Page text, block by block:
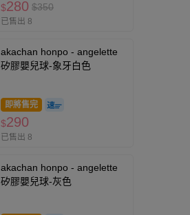
$280 $350
已售出 8
akachan honpo - angelette
矽膠嬰兒球-象牙白色
即將售完
$290
已售出 8
akachan honpo - angelette
矽膠嬰兒球-灰色